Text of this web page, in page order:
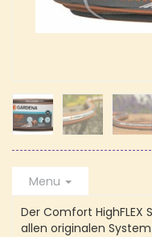
Menu
Der Comfort
allen originalen